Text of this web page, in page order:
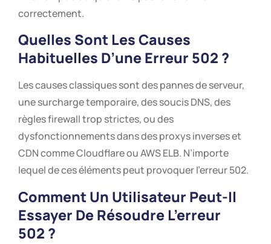
correctement.
Quelles Sont Les Causes
Habituelles D’une Erreur 502 ?
Les causes classiques sont des pannes de serveur,
une surcharge temporaire, des soucis DNS, des
règles firewall trop strictes, ou des
dysfonctionnements dans des proxys inverses et
CDN comme Cloudflare ou AWS ELB. N’importe
lequel de ces éléments peut provoquer l’erreur 502.
Comment Un Utilisateur Peut-Il
Essayer De Résoudre L’erreur
502 ?